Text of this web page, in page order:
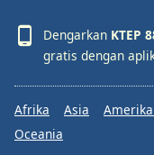
Dengarkan KTEP
gratis dengan
Afrika Asia
Oceania